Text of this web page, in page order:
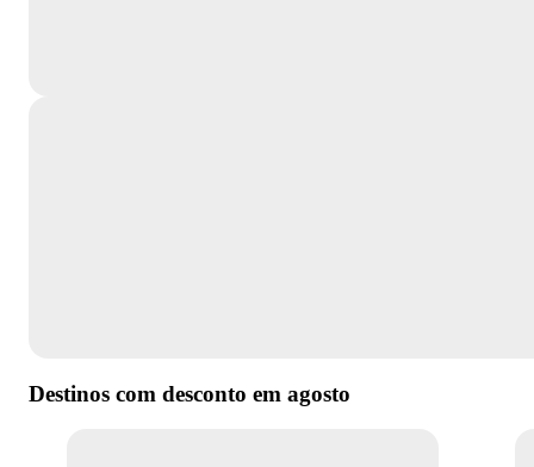
Destinos com desconto em agosto